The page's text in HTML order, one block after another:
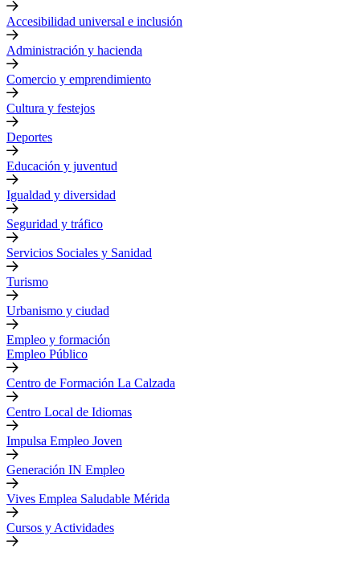
Accesibilidad universal e inclusión
Administración y hacienda
Comercio y emprendimiento
Cultura y festejos
Deportes
Educación y juventud
Igualdad y diversidad
Seguridad y tráfico
Servicios Sociales y Sanidad
Turismo
Urbanismo y ciudad
Empleo y formación
Empleo Público
Centro de Formación La Calzada
Centro Local de Idiomas
Impulsa Empleo Joven
Generación IN Empleo
Vives Emplea Saludable Mérida
Cursos y Actividades